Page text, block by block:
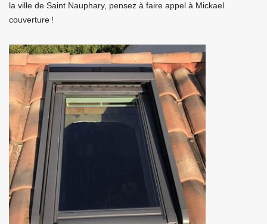
la ville de Saint Nauphary, pensez à faire appel à Mickael
couverture !